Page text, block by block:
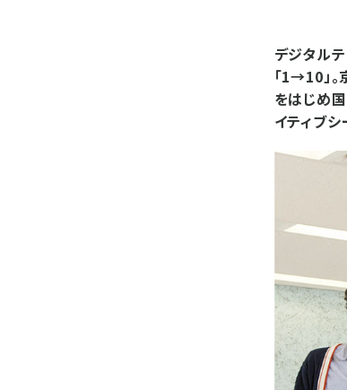
デジタル
「1→10」
をはじめ
イティブ